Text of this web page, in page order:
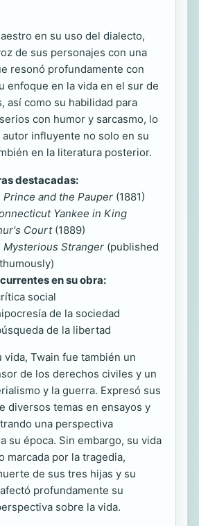
en su uso del dialecto,
de sus personajes con una
resonó profundamente con
enfoque en la vida en el sur de
así como su habilidad para
con humor y sarcasmo, lo
influyente no solo en su
en la literatura posterior.
destacadas:
Prince and the Pauper (1881)
Yankee in King
Court(1889)
Mysterious Stranger (published
en su obra:
social
de la sociedad
de la libertad
vida, Twain fue también un
de los derechos civiles y un
y la guerra. Expresó sus
diversos temas en ensayos y
una perspectiva
su época. Sin embargo, su vida
marcada por la tragedia,
de sus tres hijas y su
profundamente su
sobre la vida.